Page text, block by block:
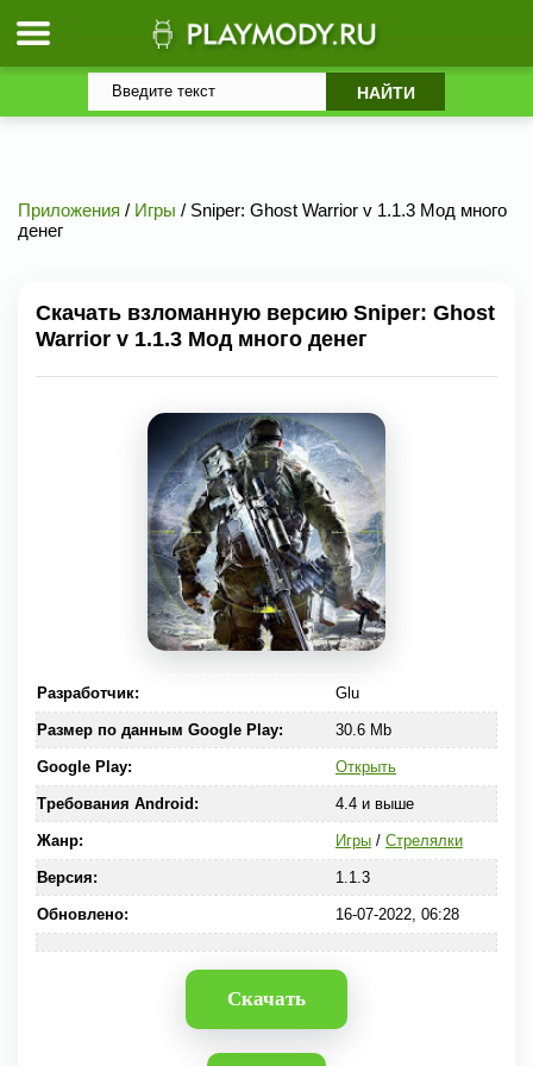
Приложения / Игры / Sniper: Ghost Warrior v 1.1.3 Мод много
денег
Скачать взломанную версию Sniper: Ghost
Warrior v 1.1.3 Мод много денег
Разработчик: Glu
Размер по данным Google Play: 30.6 Mb
Google Play: Открыть
Требования Android: 4.4 и выше
Жанр: Игры/ Стрелялки
Версия: 1.1.3
Обновлено: 16-07-2022, 06:28
Скачать